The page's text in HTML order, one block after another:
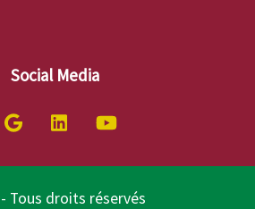
Social Media
Tous droits réservés